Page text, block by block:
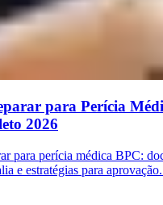
para Perícia
2026
para perícia médica BPC:
e estratégias para